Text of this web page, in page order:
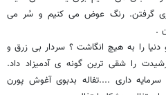
گرفتن. رنگ عوض می کنیم و سُر می
.
را به هیچ انگاشت ؟ سردار بی زرق و
را شقی ترین گونه ی آدمیزاد داد.
سرمایه داری ....تفاله بدبوی آغوش پورن